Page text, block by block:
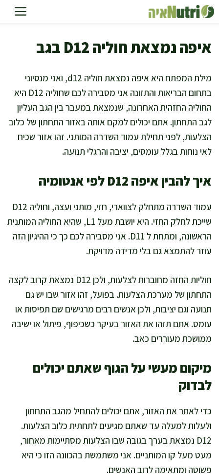
לדלג
לתוכן
איפה נמצאת חוליה D12 בגב
מילת המפתח היא איפה נמצאת חוליה d12, ואני מנסיוני
בתחום הבריאות והתזונה אני מסבירה לכם שחוליה D12 היא
החוליה החזהית האחרונה, שנמצאת במעבר בין הגב העליון
לגב התחתון. אתם יכולים למקם אותה באזור התחתון של כלוב
הצלעות, לפני תחילת עמוד השדרה המותני. זהו אזור שכיח
לאי נוחות בגלל עומסים, יציבה והרגלי תנועה.
איך להבין איפה D12 לפי אנטומיה
עמוד השדרה מתחלק לצווארי, חזי, מותני ועצה, וחוליה D12
שייכת לחלק החזי. היא יושבת מעל L1, שהיא החוליה המותנית
הראשונה, ומתחת ל D11. אני מסבירה לכם כך כי ההיגיון הזה
עוזר להתמצא גם בלי מדידה מדויקת.
חוליות החזה מחוברות לצלעות, ולכן D12 נמצאת קרוב לקצה
התחתון של מערכת הצלעות. בפועל, זהו אזור שבו יש גם
תנועה וגם יציבות, ולכן אנשים רבים מרגישים שם תפיסות או
עומס. אתם תזהו את האזור בעיקר כשכיפוף, פיתול או ישיבה
ממושכת מעוררים כאב.
מיקום מעשי על הגוף שאתם יכולים
לבדוק
כדי לאתר את האזור, אתם יכולים להתחיל מהגב התחתון
ולעלות למעלה עד שאתם מגיעים לתחתית כלוב הצלעות.
D12 נמצאת בערך בגובה שבו הצלעות מסתיימות מאחור,
מעט מעל קו המותניים. אני משתמשת בהכוונה הזו כי היא
פשוטה ומתאימה לרוב האנשים.